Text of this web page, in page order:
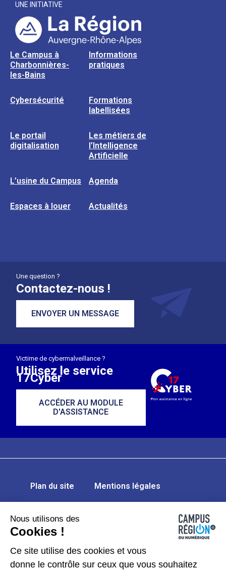
UNE INITIATIVE
Le Campus à
Charbonnières-
les-Bains
Informations
pratiques
Cybersécurité
Formations
labellisées
Le portail
digitalisation
Les métiers de
l’Intelligence
Artificielle
L’usine du Campus Agenda
Espaces à louer Actualités
Une question ?
Contactez-nous !
ENVOYER UN MESSAGE
Victime de cybermalveillance ?
Utilisez le service
17Cyber
ACCÉDER AU MODULE
D'ASSISTANCE
Plan du site Mentions légales
Gérer les cookies
Kit de communication
Nous utilisons des
Cookies !
Ce site utilise des cookies et vous
donne le contrôle sur ceux que vous souhaitez